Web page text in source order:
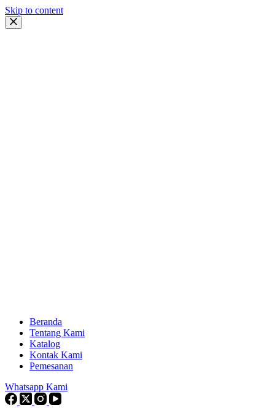
Skip to content
Beranda
Tentang Kami
Katalog
Kontak Kami
Pemesanan
Whatsapp Kami